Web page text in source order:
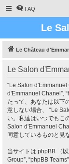
FAQ
Le
Le Château
Le Salon
“Le Salon d'Emmanuel
d'Emmanuel Chanel”,
たって、あなたは以下
意しない場合、 “Le
い。私達はいつでもこ
Salon d'Emmanuel
同意しているものと見
当サイトは phpBB （
Group”, “phpBB